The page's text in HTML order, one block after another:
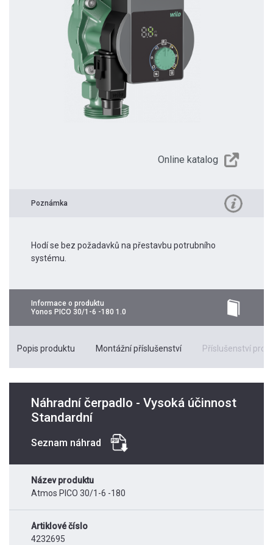
Online katalog
Poznámka
Hodí se bez požadavků na přestavbu potrubního
systému.
Informace o produktu
Yonos PICO 30/1-6 -180 1.0
Popis produktu Montážní příslušenství Příslušenství pro
Náhradní čerpadlo - Vysoká účinnost
Standardní
Seznam náhrad
Název produktu
Atmos PICO 30/1-6 -180
Artiklové číslo
4232695